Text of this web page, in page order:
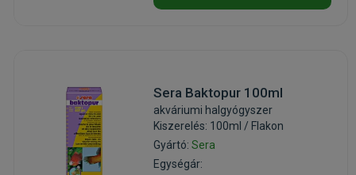
Sera Baktopur 100ml
akváriumi halgyógyszer
Kiszerelés: 100ml / Flakon
Gyártó: Sera
Egységár: